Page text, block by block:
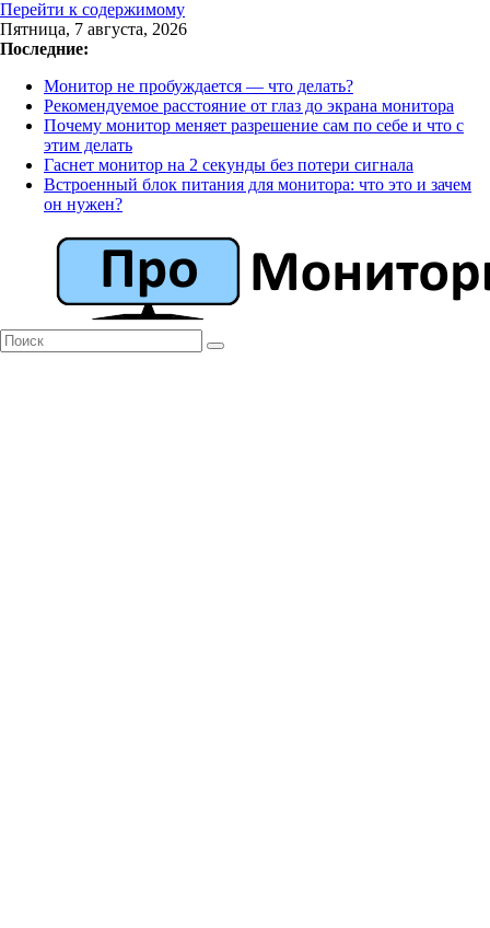
Перейти к содержимому
Пятница, 7 августа, 2026
Последние:
Монитор не пробуждается — что делать?
Рекомендуемое расстояние от глаз до экрана монитора
Почему монитор меняет разрешение сам по себе и что с
этим делать
Гаснет монитор на 2 секунды без потери сигнала
Встроенный блок питания для монитора: что это и зачем
он нужен?